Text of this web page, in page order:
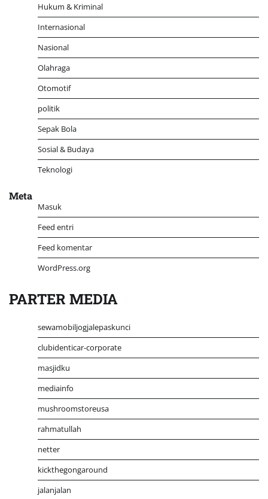
Hukum & Kriminal
Internasional
Nasional
Olahraga
Otomotif
politik
Sepak Bola
Sosial & Budaya
Teknologi
Meta
Masuk
Feed entri
Feed komentar
WordPress.org
PARTER MEDIA
sewamobiljogjalepaskunci
clubidenticar-corporate
masjidku
mediainfo
mushroomstoreusa
rahmatullah
netter
kickthegongaround
jalanjalan